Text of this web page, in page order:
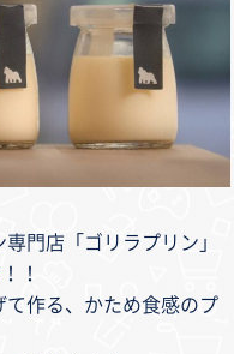
門店「ゴリラプリン」
！
作る、かため食感のプ